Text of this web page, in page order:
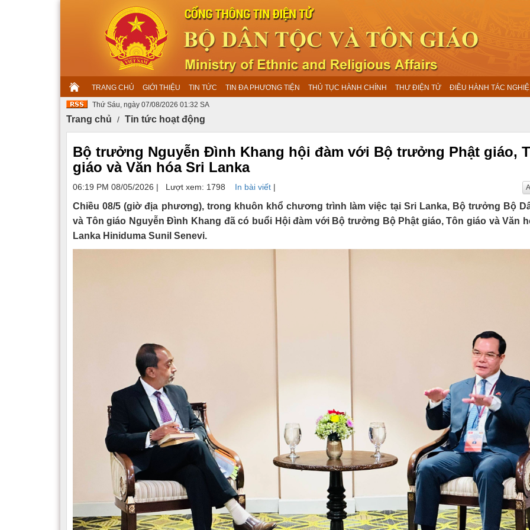
TRANG CHỦ GIỚI THIỆU TIN TỨC TIN ĐA PHƯƠNG TIỆN THỦ TỤC HÀNH CHÍNH THƯ ĐIỆN TỬ ĐIỀU HÀNH TÁC
Thứ Sáu, ngày 07/08/2026 01:32 SA
Trang chủ Tin tức hoạt động
Bộ trưởng Nguyễn Đình Khang hội đàm với Bộ trưởng Phật giáo,
giáo và Văn hóa Sri Lanka
06:19 PM 08/05/2026 | Lượt xem: 1798 In bài viết |
Chiều 08/5 (giờ địa phương), trong khuôn khổ chương trình làm việc tại Sri Lanka, Bộ trưởng Bộ
và Tôn giáo Nguyễn Đình Khang đã có buổi Hội đàm với Bộ trưởng Bộ Phật giáo, Tôn giáo và Văn
Lanka Hiniduma Sunil Senevi.